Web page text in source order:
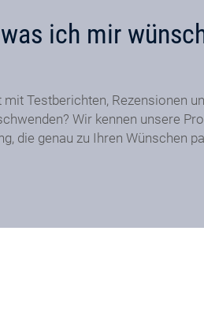
ich mir
Testberichten, Rezensionen
Wir kennen unsere
die genau zu Ihren Wünschen